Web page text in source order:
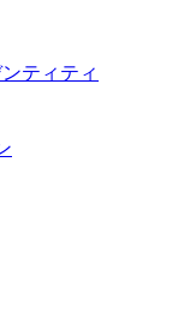
ティティ